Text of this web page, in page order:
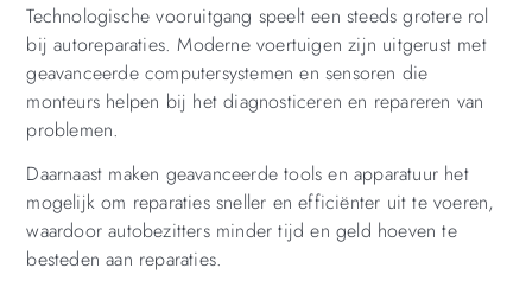
Technologische vooruitgang speelt een steeds grotere rol
bij autoreparaties. Moderne voertuigen zijn uitgerust met
geavanceerde computersystemen en sensoren die
monteurs helpen bij het diagnosticeren en repareren van
problemen.
Daarnaast maken geavanceerde tools en apparatuur het
mogelijk om reparaties sneller en efficiënter uit te voeren,
waardoor autobezitters minder tijd en geld hoeven te
besteden aan reparaties.